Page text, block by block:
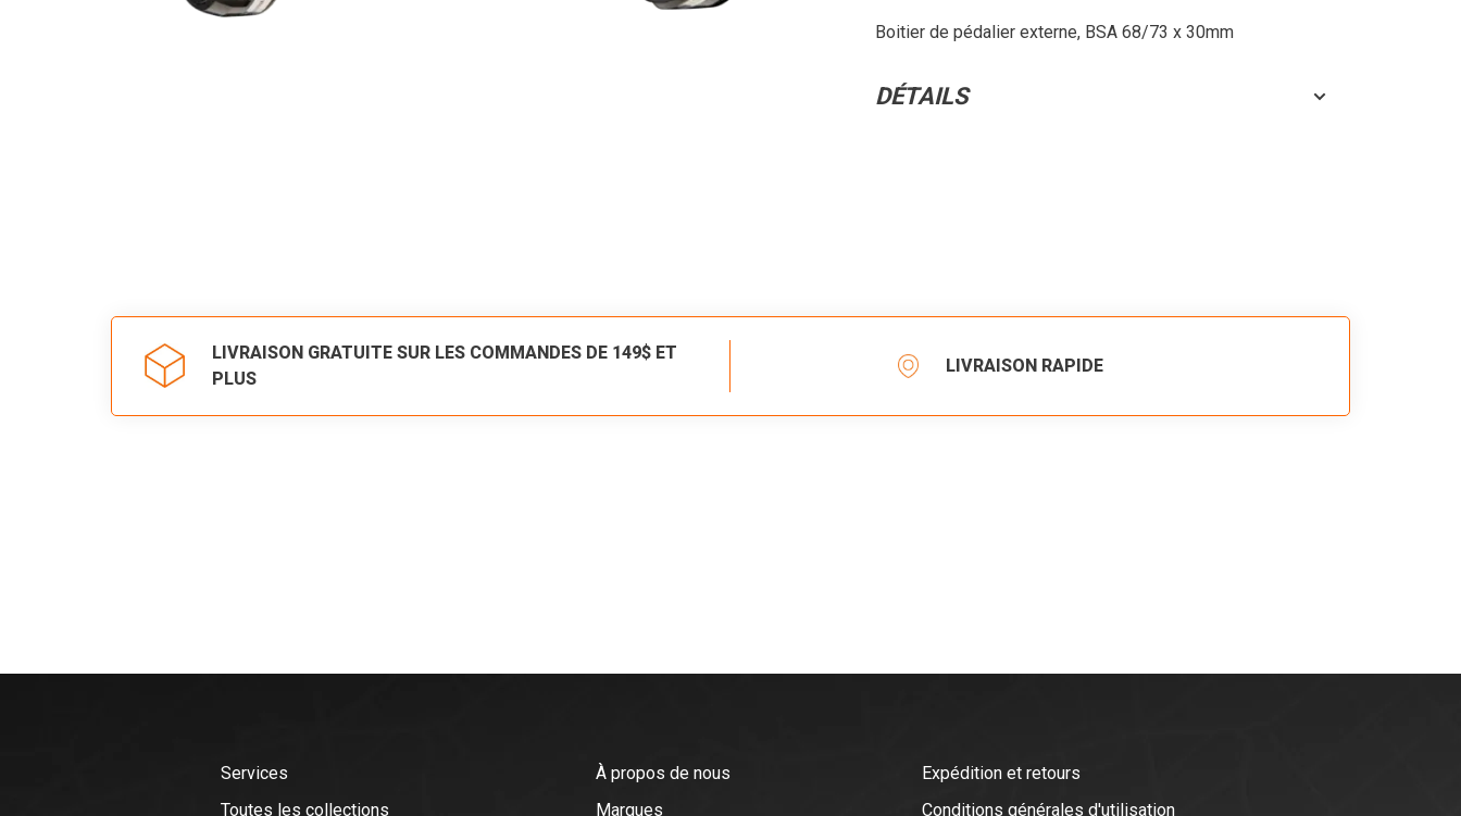
Boitier de pédalier externe, BSA 68/73 x 30mm
DÉTAILS
LIVRAISON GRATUITE SUR LES COMMANDES DE 149$ ET
PLUS
LIVRAISON RAPIDE
Services
Toutes les collections
À propos de nous
Marques
Expédition et retours
Conditions générales d'utilisation